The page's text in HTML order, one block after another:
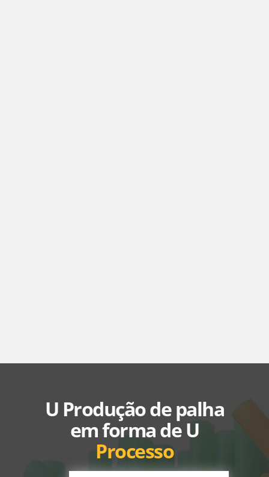
U Produção de palha
em forma de U
Processo